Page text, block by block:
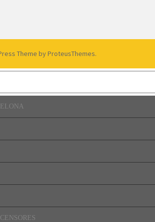
Theme by ProteusThemes.